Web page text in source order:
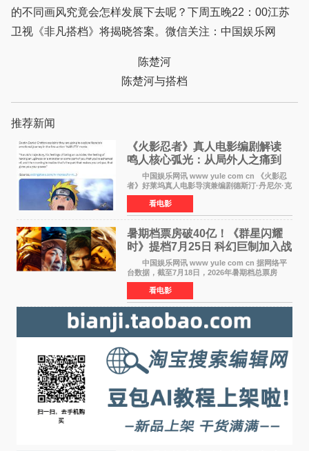
的不同画风究竟会怎样发展下去呢？下周五晚22：00江苏
卫视《非凡搭档》将揭晓答案。微信关注：中国娱乐网
陈楚河
陈楚河与搭档
推荐新闻
《火影忍者》真人电影编剧解读
鸣人核心弧光：从局外人之痛到
自我觉醒
中国娱乐网讯 www yule com cn 《火影忍
者》好莱坞真人电影导演兼编剧德斯汀·丹尼尔·克
雷顿近日在采访中分享了对主角鸣人成长弧光的
理解，透露电影将深入探索鸣人作为局外人的情
感历程。
看电影
暑期档票房破40亿！《群星闪耀
时》提档7月25日 科幻巨制加入战
中国娱乐网讯 www yule com cn 据网络平
台数据，截至7月18日，2026年暑期档总票房
（含预售）已正式突破40亿元大关，年度总票房
也随之逼近197亿元。超百部中外佳片同台竞技，
点燃了盛夏的电
看电影